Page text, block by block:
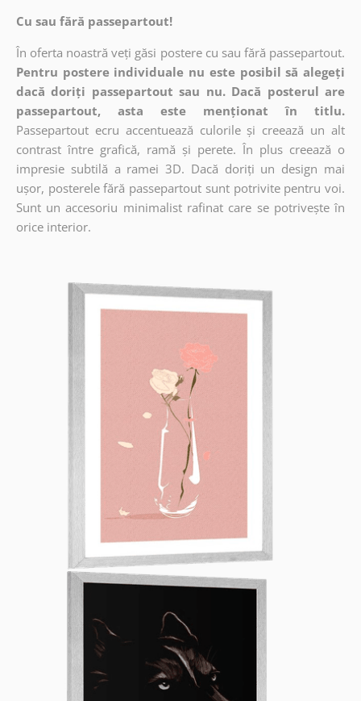
Cu sau fără passepartout!
În oferta noastră veți găsi postere cu sau fără passepartout.
Pentru postere individuale nu este posibil să alegeți
dacă doriți passepartout sau nu. Dacă posterul are
passepartout, asta este menționat în titlu.
Passepartout ecru accentuează culorile și creează un alt
contrast între grafică, ramă și perete. În plus creează o
impresie subtilă a ramei 3D. Dacă doriți un design mai
ușor, posterele fără passepartout sunt potrivite pentru voi.
Sunt un accesoriu minimalist rafinat care se potrivește în
orice interior.